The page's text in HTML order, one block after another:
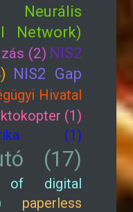
Neurális
Network)
(2) NIS2
NIS2 Gap
Hivatal
(1)
(1)
(17)
of digital
paperless